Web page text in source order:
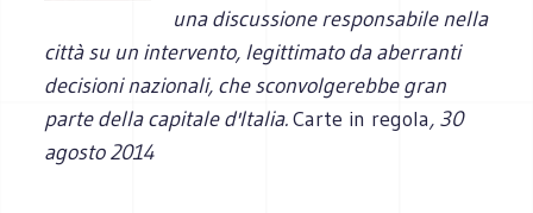
una discussione responsabile nella
città su un intervento, legittimato da aberranti
decisioni nazionali, che sconvolgerebbe gran
parte della capitale d'Italia.Carte in regola, 30
agosto 2014